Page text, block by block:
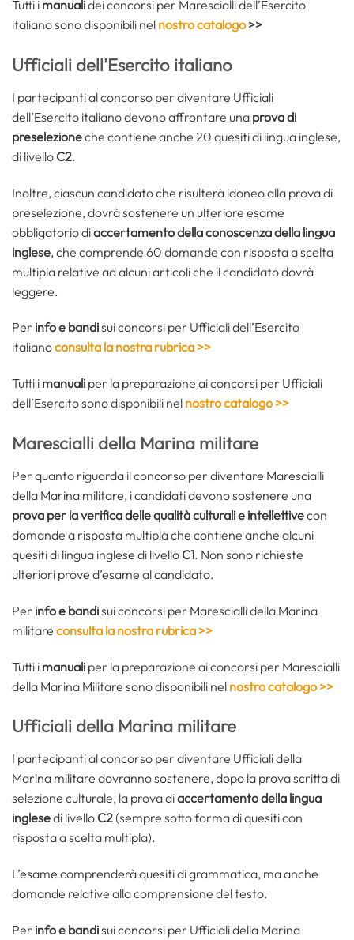
Tutti i manualidei concorsi per Marescialli dell’Esercito
italiano sono disponibili nel nostro catalogo >>
Ufficiali dell’Esercito italiano
I partecipanti al concorso per diventare Ufficiali
dell’Esercito italiano devono affrontare una prova di
preselezioneche contiene anche 20 quesiti di lingua inglese,
di livello C2.
Inoltre, ciascun candidato che risulterà idoneo alla prova di
preselezione, dovrà sostenere un ulteriore esame
obbligatorio diaccertamento della conoscenza della lingua
inglese, che comprende 60 domande con risposta a scelta
multipla relative ad alcuni articoli che il candidato dovrà
leggere.
Per info e bandisui concorsi per Ufficiali dell’Esercito
italianoconsulta la nostra rubrica >>
Tutti i manuali per la preparazione ai concorsi per Ufficiali
dell’Esercito sono disponibili nel nostro catalogo >>
Marescialli della Marina militare
Per quanto riguarda il concorso per diventare Marescialli
della Marina militare, i candidati devono sostenere una
prova per la verifica delle qualità culturali e intellettivecon
domande a risposta multipla che contiene anche alcuni
quesiti di lingua inglese di livello C1. Non sono richieste
ulteriori prove d’esame al candidato.
Per info e bandisui concorsi per Marescialli della Marina
militare consulta la nostra rubrica >>
Tutti i manuali per la preparazione ai concorsi per Marescialli
della Marina Militare sono disponibili nel nostro catalogo >>
Ufficiali della Marina militare
I partecipanti al concorso per diventare Ufficiali della
Marina militare dovranno sostenere, dopo la prova scritta di
selezione culturale, la prova diaccertamento della lingua
inglesedi livello C2(sempre sotto forma di quesiti con
risposta a scelta multipla).
L’esame comprenderà quesiti di grammatica, ma anche
domande relative alla comprensione del testo.
Per info e bandisui concorsi per Ufficiali della Marina